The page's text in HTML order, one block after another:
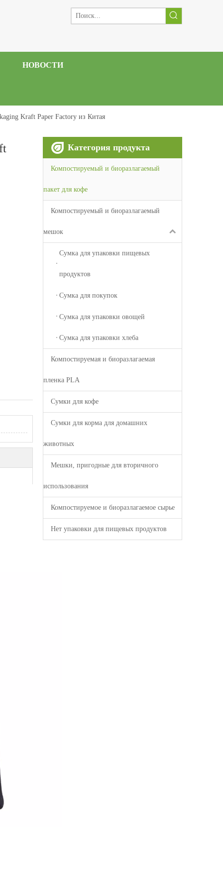
НОВОСТИ
Kraft Paper Factory из Китая
Категория продукта
Компостируемый и биоразлагаемый
пакет для кофе
Компостируемый и биоразлагаемый
мешок
Сумка для упаковки пищевых
продуктов
Сумка для покупок
Сумка для упаковки овощей
Сумка для упаковки хлеба
Компостируемая и биоразлагаемая
пленка PLA
Сумки для кофе
Сумки для корма для домашних
животных
Мешки, пригодные для вторичного
использования
Компостируемое и биоразлагаемое сырье
Нет упаковки для пищевых продуктов